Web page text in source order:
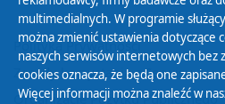
Polityka Prywatności
Zasady korzystania z Serwisu
Organizacje Pożytku Publicznego
multimedialnych. W programie
można zmienić ustawienia dotyczące
naszych serwisów internetowych bez
cookies oznacza, że będą one
Więcej informacji można znaleźć w